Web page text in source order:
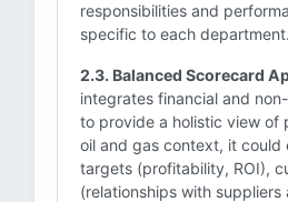
responsibilities and
specific to each department.
2.3. Balanced Scorecard
integrates financial and
to provide a holistic view of
oil and gas context, it could
targets (profitability, ROI),
(relationships with